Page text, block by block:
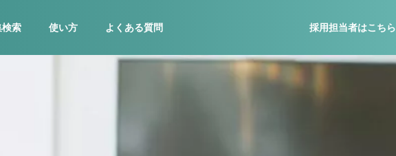
検索 使い方 よくある質問 採用担当者はこちら